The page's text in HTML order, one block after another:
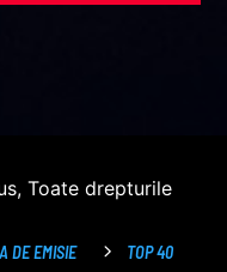
Toate drepturile
DE EMISIE
TOP 40